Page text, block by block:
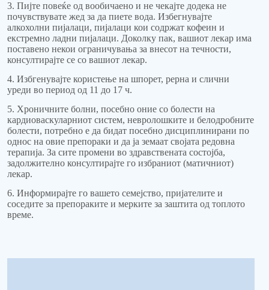
3. Пијте повеќе од вообичаено и не чекајте додека не
почувствувате жед за да пиете вода. Избегнувајте
алкохолни пијалаци, пијалаци кои содржат кофеин и
екстремно ладни пијалаци. Доколку пак, вашиот лекар има
поставено некои ограничувања за внесот на течности,
консултирајте се со вашиот лекар.
4. Избгенувајте користење на шпорет, рерна и слични
уреди во период од 11 до 17 ч.
5. Хроничните болни, посебно оние со болести на
кардиоваскуларниот систем, невролошките и белодробните
болести, потребно е да бидат посебно дисциплинирани по
однос на овие препораки и да ја земаат својата редовна
терапија. За сите промени во здравствената состојба,
задолжително консултирајте го избраниот (матичниот)
лекар.
6. Информирајте го вашето семејство, пријателите и
соседите за препораките и мерките за заштита од топлото
време.